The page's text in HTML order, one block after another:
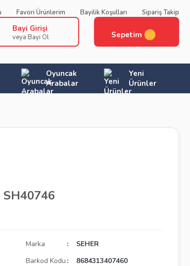
Favori Ürünlerim Bayilik Koşulları Sipariş Takip
Bayi Girişi
veya Bayi Ol Sepetim
Oyuncak
Arabalar
Yeni
Ürünler
Marka
SEHER
Barkod Kodu
8684313407460